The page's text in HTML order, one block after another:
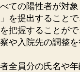
ての陽性者が対
を提出すること
把握することが
や⼊院先の調整
全員分の⽒名や年